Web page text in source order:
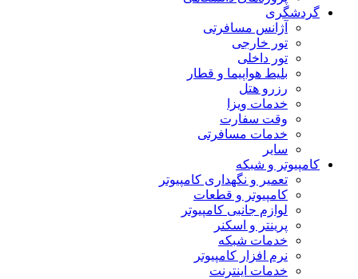
گردشگری
آژانس مسافرتی
تور خارجی
تور داخلی
بلیط هواپیما و قطار
رزرو هتل
خدمات ویزا
وقت سفارت
خدمات مسافرتی
سایر
کامپیوتر و شبکه
تعمیر و نگهداری کامپیوتر
کامپیوتر و قطعات
لوازم جانبی کامپیوتر
پرینتر و اسکنر
خدمات شبکه
نرم افزار کامپیوتر
خدمات اینترنت